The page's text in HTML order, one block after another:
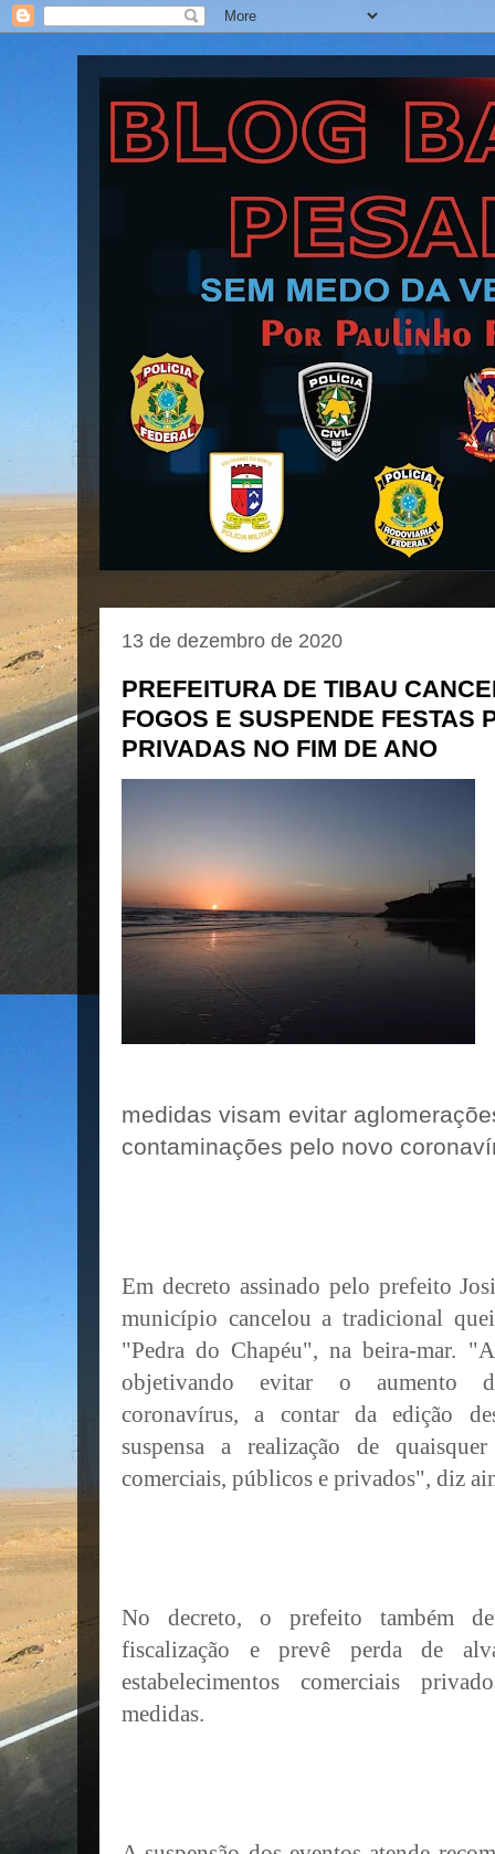
Blog Barra Pesada
13 de dezembro de 2020
PREFEITURA DE TIBAU
FOGOS E SUSPENDE FESTAS
PRIVADAS NO FIM DE ANO
medidas visam evitar
contaminações pelo novo
Em decreto assinado pelo prefeito
município cancelou a tradicional
"Pedra do Chapéu", na beira-mar.
objetivando evitar o aumento
coronavírus, a contar da edição
suspensa a realização de
comerciais, públicos e privados", diz
No decreto, o prefeito também
fiscalização e prevê perda de
estabelecimentos comerciais
medidas.